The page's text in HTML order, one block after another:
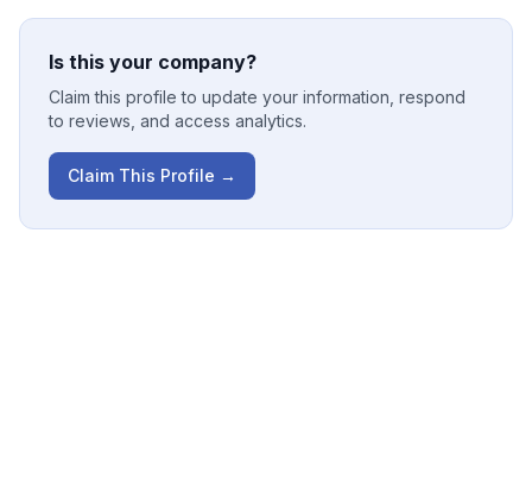
Is this your company?
Claim this profile to update your information, respond
to reviews, and access analytics.
Claim This Profile →